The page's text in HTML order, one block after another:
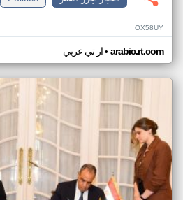
OX58UY
ار تي عربي• arabic.rt.com